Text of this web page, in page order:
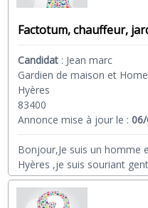
Factotum, chauffeur,
Candidat : Jean marc
Gardien de maison et
Hyères
83400
Annonce mise à jour le :
Bonjour,Je suis un homme
Hyères ,je suis souriant